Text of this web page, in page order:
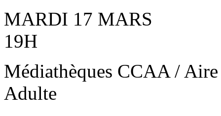
MARDI 17 MARS
19H
Médiathèques CCAA /
Adulte